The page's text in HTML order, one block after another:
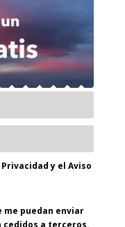
y el Aviso
me puedan enviar